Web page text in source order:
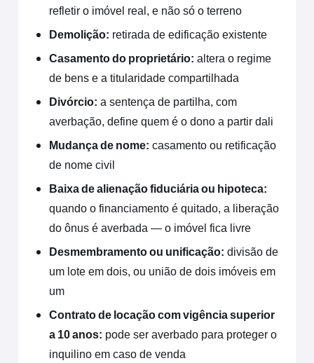
refletir o imóvel real, e não só o terreno
Demolição: retirada de edificação existente
Casamento do proprietário: altera o regime
de bens e a titularidade compartilhada
Divórcio: a sentença de partilha, com
averbação, define quem é o dono a partir dali
Mudança de nome: casamento ou retificação
de nome civil
Baixa de alienação fiduciária ou hipoteca:
quando o financiamento é quitado, a liberação
do ônus é averbada — o imóvel fica livre
Desmembramento ou unificação: divisão de
um lote em dois, ou união de dois imóveis em
um
Contrato de locação com vigência superior
a 10 anos: pode ser averbado para proteger o
inquilino em caso de venda